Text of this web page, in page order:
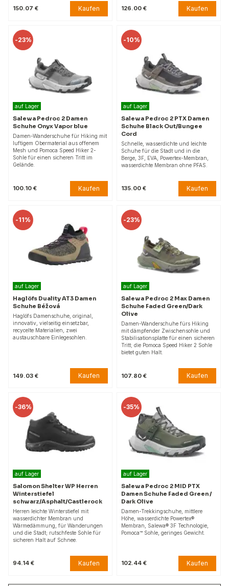
150.07 € Kaufen 126.00 € Kaufen
-23%
auf Lager
Salewa Pedroc 2 Damen
Schuhe Onyx Vapor blue
Damen-Wanderschuhe für Hiking mit
luftigem Obermaterial aus offenem
Mesh und Pomoca Speed Hiker 2-
Sohle für einen sicheren Tritt im
Gelände.
100.10 € Kaufen
-10%
auf Lager
Salewa Pedroc 2 PTX Damen
Schuhe Black Out/Bungee
Cord
Schnelle, wasserdichte und leichte
Schuhe für die Stadt und in die
Berge, 3F, EVA, Powertex-Membran,
wasserdichte Membran ohne PFAS.
135.00 € Kaufen
-11%
auf Lager
Haglöfs Duality AT3 Damen
Schuhe Béžová
Haglöfs Damenschuhe, original,
innovativ, vielseitig einsetzbar,
recycelte Materialien, zwei
austauschbare Einlegesohlen.
149.03 € Kaufen
-23%
auf Lager
Salewa Pedroc 2 Max Damen
Schuhe Faded Green/Dark
Olive
Damen-Wanderschuhe fürs Hiking
mit dämpfender Zwischensohle und
Stabilisationsplatte für einen sicheren
Tritt; die Pomoca Speed Hiker 2 Sohle
bietet guten Halt.
107.80 € Kaufen
-36%
auf Lager
Salomon Shelter WP Herren
Winterstiefel
schwarz/Asphalt/Castlerock
Herren leichte Winterstiefel mit
wasserdichter Membran und
Wärmedämmung, für Wanderungen
und die Stadt; rutschfeste Sohle für
sicheren Halt auf Schnee.
94.14 € Kaufen
-35%
auf Lager
Salewa Pedroc 2 MID PTX
Damen Schuhe Faded Green /
Dark Olive
Damen-Trekkingschuhe, mittlere
Höhe, wasserdichte Powertex®
Membran, Salewa® 3F Technologie,
Pomoca™ Sohle, geringes Gewicht.
102.44 € Kaufen